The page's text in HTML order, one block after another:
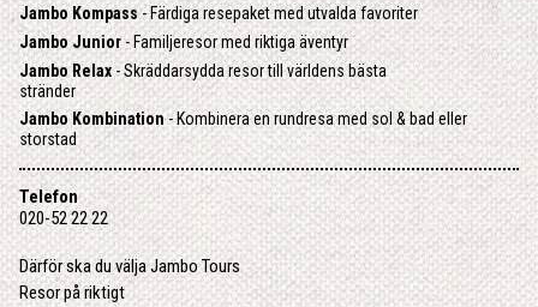
Jambo Kompass- Färdiga resepaket med utvalda favoriter
Jambo Junior - Familjeresor med riktiga äventyr
Jambo Relax- Skräddarsydda resor till världens bästa
stränder
Jambo Kombination- Kombinera en rundresa med sol & bad eller
storstad
Telefon
020-52 22 22
Därför ska du välja Jambo Tours
Resor på riktigt